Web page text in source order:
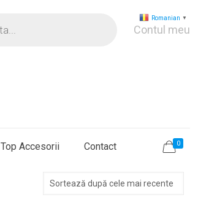
Contul meu
Top Accesorii Contact 0
Romanian ▼